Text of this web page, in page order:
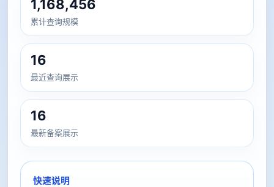
1,168,456
累计查询规模
16
最近查询展示
16
最新备案展示
快速说明